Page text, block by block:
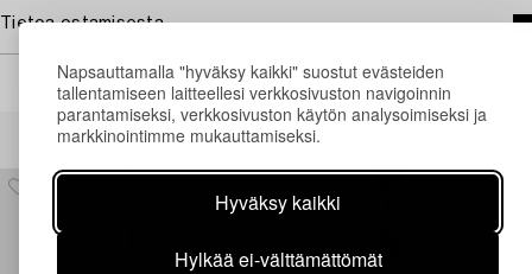
Napsauttamalla "hyväksy kaikki" suostut evästeiden
tallentamiseen laitteellesi verkkosivuston navigoinnin
parantamiseksi, verkkosivuston käytön analysoimiseksi ja
markkinointimme mukauttamiseksi.
Hyväksy kaikki
Hylkää ei-välttämättömät
Tietoa ostamisesta
Muiden katsomia kohteita